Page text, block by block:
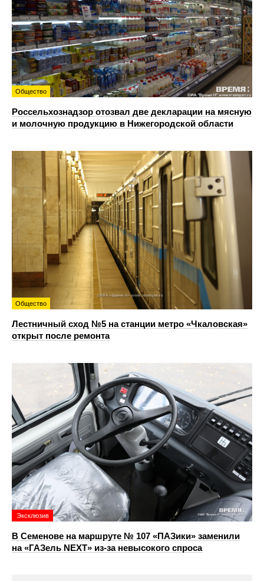
Общество
Россельхознадзор отозвал две декларации на мясную
и молочную продукцию в Нижегородской области
Общество
Лестничный сход №5 на станции метро «Чкаловская»
открыт после ремонта
Эксклюзив
В Семенове на маршруте № 107 «ПАЗики» заменили
на «ГАЗель NEXT» из‑за невысокого спроса